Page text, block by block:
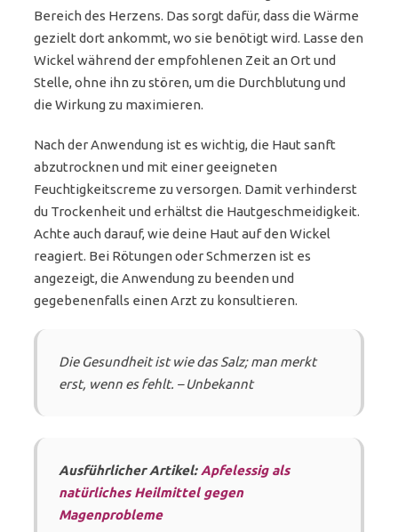
Bereich des Herzens. Das sorgt dafür, dass die Wärme
gezielt dort ankommt, wo sie benötigt wird. Lasse den
Wickel während der empfohlenen Zeit an Ort und
Stelle, ohne ihn zu stören, um die Durchblutung und
die Wirkung zu maximieren.
Nach der Anwendung ist es wichtig, die Haut sanft
abzutrocknen und mit einer geeigneten
Feuchtigkeitscreme zu versorgen. Damit verhinderst
du Trockenheit und erhältst die Hautgeschmeidigkeit.
Achte auch darauf, wie deine Haut auf den Wickel
reagiert. Bei Rötungen oder Schmerzen ist es
angezeigt, die Anwendung zu beenden und
gegebenenfalls einen Arzt zu konsultieren.
Die Gesundheit ist wie das Salz; man merkt
erst, wenn es fehlt. – Unbekannt
Ausführlicher Artikel: Apfelessig als
natürliches Heilmittel gegen
Magenprobleme